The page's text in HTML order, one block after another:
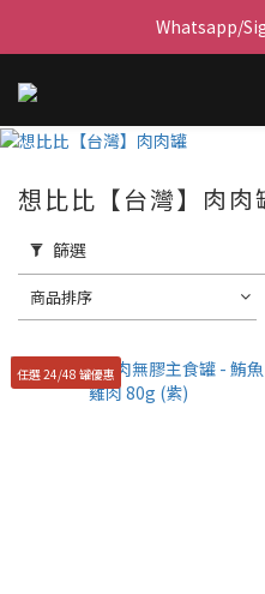
滿$450免費送貨上
Whatsapp/
會員優惠｜購物
滿$450免費送貨上門
想比比【台灣】肉肉
篩選
商品排序
任選 24/48 罐優惠